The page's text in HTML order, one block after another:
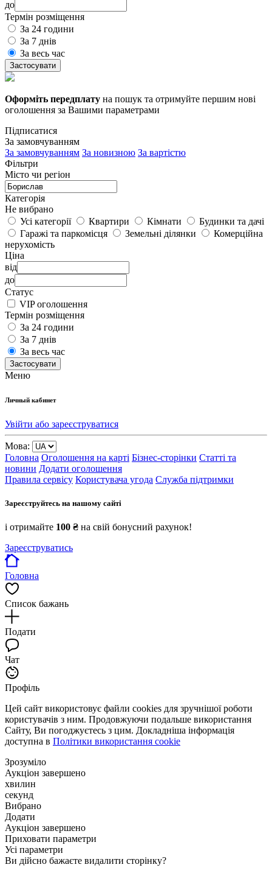
до
Термін розміщення
За 24 години
За 7 днів
За весь час
Застосувати
Оформіть передплату на пошук та отримуйте першим нові
оголошення за Вашими параметрами
Підписатися
За замовчуванням
За замовчуванням За новизною За вартістю
Фільтри
Місто чи регіон
Категорія
Не вибрано
Усі категорії
Квартири Кімнати
Будинки та дачі
Гаражі та паркомісця
Земельні ділянки
Комерційна
нерухомість
Ціна
від
до
Статус
VIP оголошення
Термін розміщення
За 24 години
За 7 днів
За весь час
Застосувати
Меню
Личный кабинет
Увійти або зареєструватися
Мова:
Головна Оголошення на карті Бізнес-сторінки Статті та
новини Додати оголошення
Правила сервісу Користувача угода Служба підтримки
Зареєструйтесь на нашому сайті
і отримайте 100 ₴ на свій бонусний рахунок!
Зареєструватись
Головна
Список бажань
Подати
Чат
Профіль
Цей сайт використовує файли cookies для зручнішої роботи
користувачів з ним. Продовжуючи подальше використання
Сайту, Ви погоджуєтесь з цим. Докладніша інформація
доступна в Політики використання cookie
Зрозуміло
Аукціон завершено
хвилин
секунд
Вибрано
Додати
Аукціон завершено
Приховати параметри
Усі параметри
Ви дійсно бажаєте видалити сторінку?